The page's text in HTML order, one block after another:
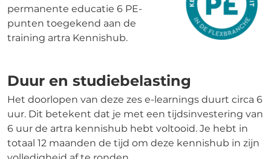
permanente educatie 6 PE-
punten toegekend aan de
training artra Kennishub.
Duur en studiebelasting
Het doorlopen van deze zes e-learnings duurt circa 6
uur. Dit betekent dat je met een tijdsinvestering van
6 uur de artra kennishub hebt voltooid. Je hebt in
totaal 12 maanden de tijd om deze kennishub in zijn